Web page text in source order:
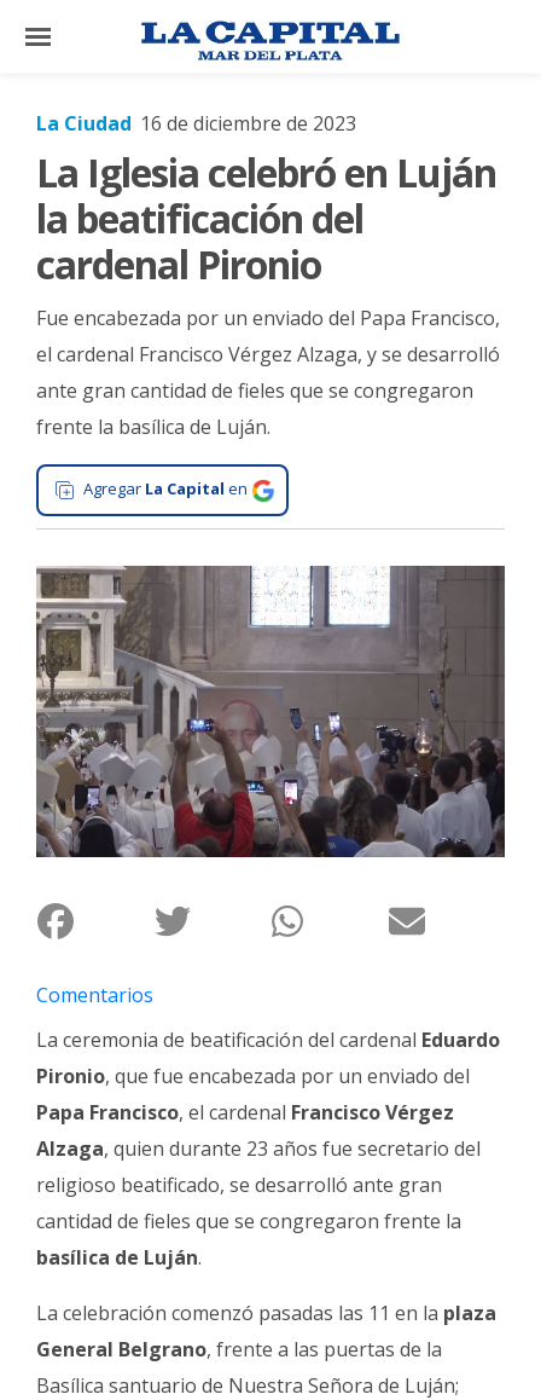
×
El
País
Mundo
La
Zona
Cultura
Tecnología
Gastronomía
Salud
Interés
General
La
Ciudad
Deportes
Arte
Espectáculos
Policiales
Cartelera
Familia
Clasificados
La Ciudad 16 de diciembre de 2023
La Iglesia celebró en Luján
la beatificación del
cardenal Pironio
Fue encabezada por un enviado del Papa Francisco,
el cardenal Francisco Vérgez Alzaga, y se desarrolló
ante gran cantidad de fieles que se congregaron
frente la basílica de Luján.
Agregar La Capital en
Comentarios
La ceremonia de beatificación del cardenal Eduardo
Pironio, que fue encabezada por un enviado del
Papa Francisco, el cardenal Francisco Vérgez
Alzaga, quien durante 23 años fue secretario del
religioso beatificado, se desarrolló ante gran
cantidad de fieles que se congregaron frente la
basílica de Luján.
La celebración comenzó pasadas las 11 en la plaza
General Belgrano, frente a las puertas de la
Basílica santuario de Nuestra Señora de Luján;